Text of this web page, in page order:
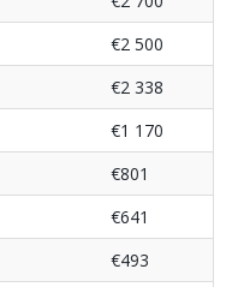
€2 500
€2 338
€1 170
€801
€641
€493